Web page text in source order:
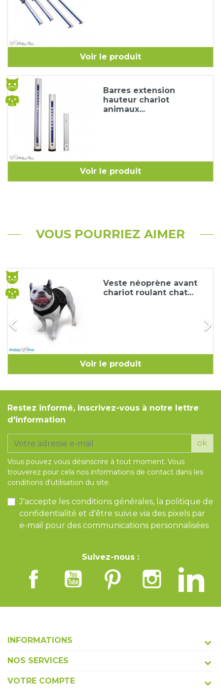
Voir le produit
Barres extension
hauteur chariot
animaux...
Voir le produit
VOUS POURRIEZ AIMER

Veste néoprène avant
chariot roulant chat...
Voir le produit

Restez informé, inscrivez-vous à notre lettre
d'information
ok
Vous pouvez vous désinscrire à tout moment. Vous
trouverez pour cela nos informations de contact dans les
conditions d'utilisation du site.
J'accepte les conditions générales, la politique de
confidentialité et d'être suivi.e via des pixels par
e-mail pour des communications personnalisées
Suivez-nous :
INFORMATIONS
NOS SERVICES
VOTRE COMPTE